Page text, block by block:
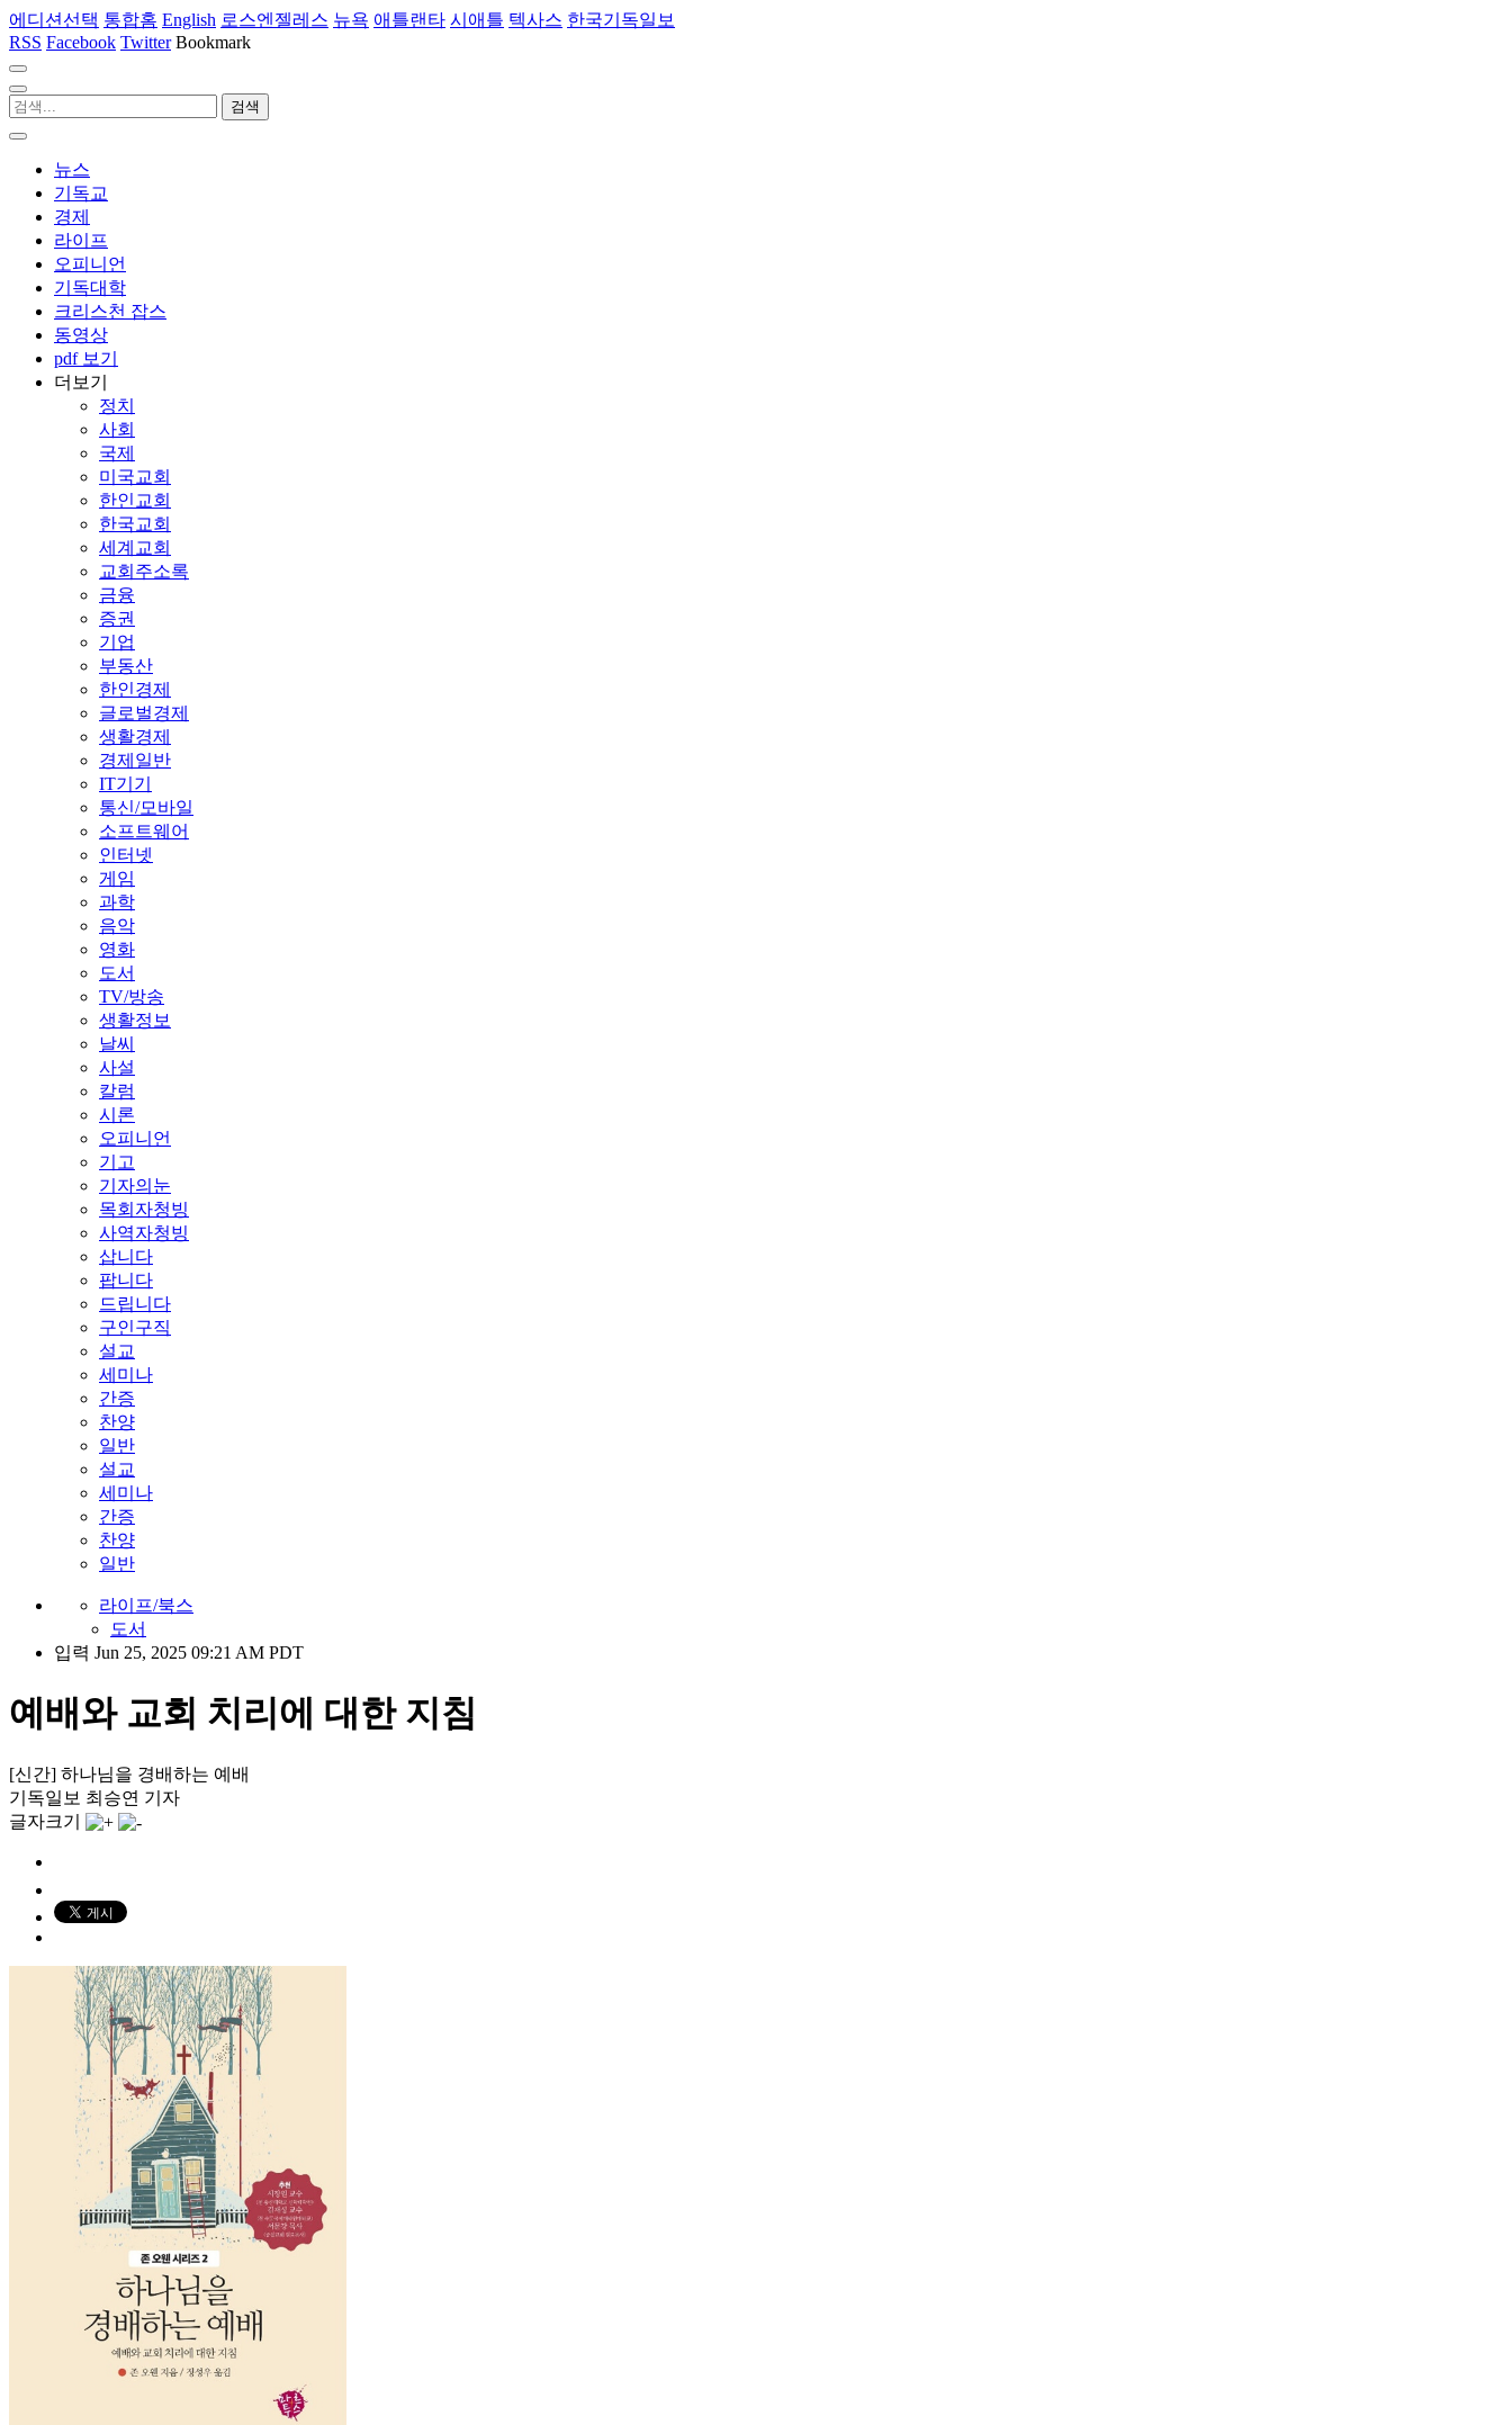
에디션선택 통합홈 English 로스엔젤레스 뉴욕 애틀랜타 시애틀 텍사스 한국기독일보
RSS Facebook Twitter Bookmark
뉴스
기독교
경제
라이프
오피니언
기독대학
크리스천 잡스
동영상
pdf 보기
더보기
정치
사회
국제
미국교회
한인교회
한국교회
세계교회
교회주소록
금융
증권
기업
부동산
한인경제
글로벌경제
생활경제
경제일반
IT기기
통신/모바일
소프트웨어
인터넷
게임
과학
음악
영화
도서
TV/방송
생활정보
날씨
사설
칼럼
시론
오피니언
기고
기자의눈
목회자청빙
사역자청빙
삽니다
팝니다
드립니다
구인구직
설교
세미나
간증
찬양
일반
설교
세미나
간증
찬양
일반
라이프/북스
도서
입력 Jun 25, 2025 09:21 AM PDT
예배와 교회 치리에 대한 지침
[신간] 하나님을 경배하는 예배
기독일보 최승연 기자
글자크기